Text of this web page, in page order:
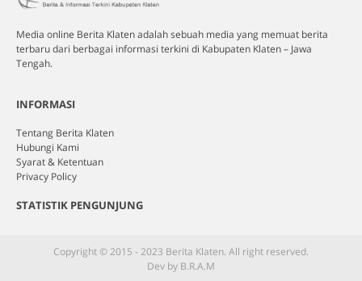
Media online Berita Klaten adalah sebuah media yang memuat berita
terbaru dari berbagai informasi terkini di Kabupaten Klaten – Jawa
Tengah.
INFORMASI
Tentang Berita Klaten
Hubungi Kami
Syarat & Ketentuan
Privacy Policy
STATISTIK PENGUNJUNG
Copyright © 2015 - 2023 Berita Klaten. All right reserved.
Dev by B.R.A.M